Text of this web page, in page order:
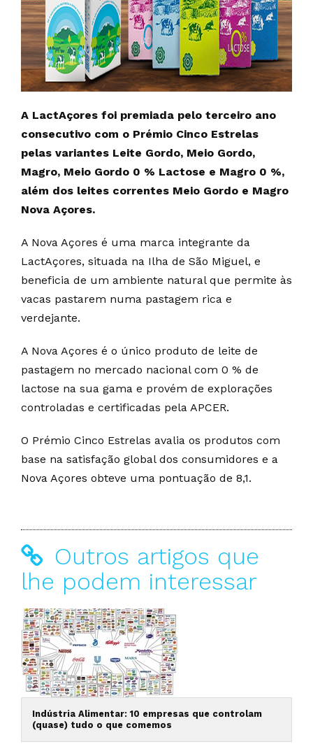
A LactAçores foi premiada pelo terceiro ano
consecutivo com o Prémio Cinco Estrelas
pelas variantes Leite Gordo, Meio Gordo,
Magro, Meio Gordo 0 % Lactose e Magro 0 %,
além dos leites correntes Meio Gordo e Magro
Nova Açores.
A Nova Açores é uma marca integrante da
LactAçores, situada na Ilha de São Miguel, e
beneficia de um ambiente natural que permite às
vacas pastarem numa pastagem rica e
verdejante.
A Nova Açores é o único produto de leite de
pastagem no mercado nacional com 0 % de
lactose na sua gama e provém de explorações
controladas e certificadas pela APCER.
O Prémio Cinco Estrelas avalia os produtos com
base na satisfação global dos consumidores e a
Nova Açores obteve uma pontuação de 8,1.
Outros artigos que
lhe podem interessar
Indústria Alimentar: 10 empresas que controlam
(quase) tudo o que comemos